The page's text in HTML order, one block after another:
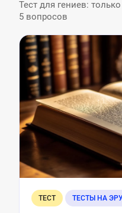
Тест для гениев:
5 вопросов
ТЕСТ ТЕСТЫ НА